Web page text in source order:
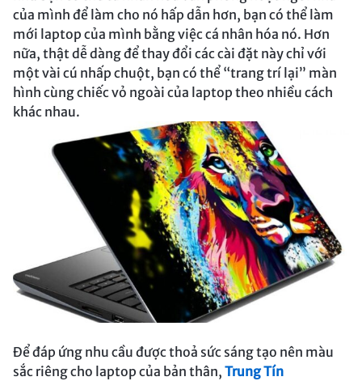
của mình để làm cho nó hấp dẫn hơn, bạn có thể làm
mới laptop của mình bằng việc cá nhân hóa nó. Hơn
nữa, thật dễ dàng để thay đổi các cài đặt này chỉ với
một vài cú nhấp chuột, bạn có thể “trang trí lại” màn
hình cùng chiếc vỏ ngoài của laptop theo nhiều cách
khác nhau.
Để đáp ứng nhu cầu được thoả sức sáng tạo nên màu
sắc riêng cho laptop của bản thân, Trung Tín